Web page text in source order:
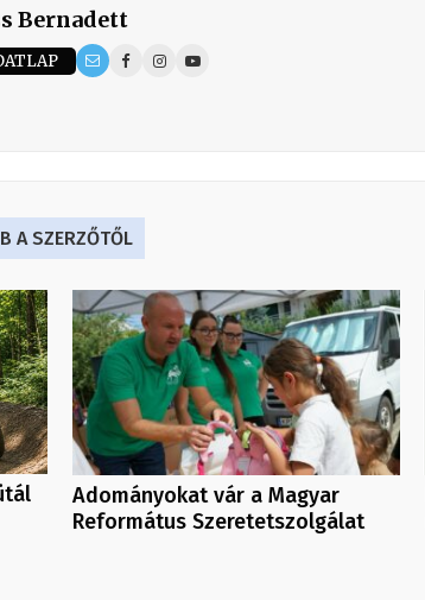
Bernadett
A SZERZŐTŐL
Adományokat vár a Magyar
Református Szeretetszolgálat